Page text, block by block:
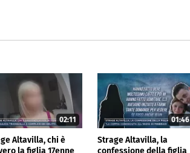
02:11
Altavilla, chi è
la figlia 17enne
01:46
Strage Altavilla, la
confessione della figlia